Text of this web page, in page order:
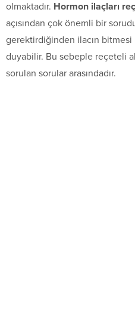
olmaktadır. Hormon ilaçları
açısından çok önemli bir
gerektirdiğinden ilacın
duyabilir. Bu sebeple reçeteli
sorulan sorular arasındadır.